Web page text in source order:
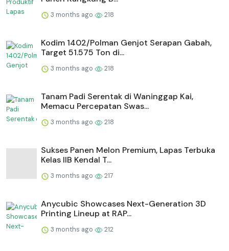
3 months ago 218
Kodim 1402/Polman Genjot Serapan Gabah,
Target 51.575 Ton di...
3 months ago 218
Tanam Padi Serentak di Waninggap Kai,
Memacu Percepatan Swas...
3 months ago 218
Sukses Panen Melon Premium, Lapas Terbuka
Kelas IIB Kendal T...
3 months ago 217
Anycubic Showcases Next-Generation 3D
Printing Lineup at RAP...
3 months ago 212